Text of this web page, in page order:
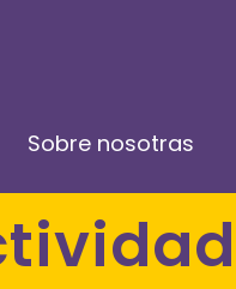
Sobre nosotras